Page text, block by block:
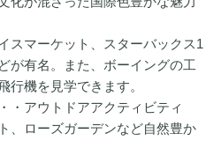
スマーケット、スターバックス1
が有名。また、ボーイングの工
行機を見学できます。
・アウトドアアクティビティ
、ローズガーデンなど自然豊か